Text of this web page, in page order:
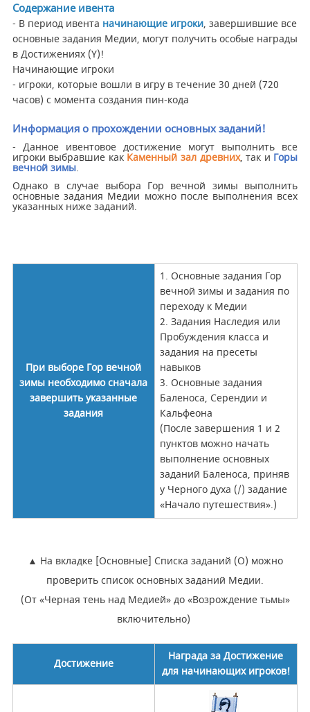
Содержание ивента
- В период ивента начинающие игроки, завершившие все
основные задания Медии, могут получить особые награды
в Достижениях (Y)!
Начинающие игроки
- игроки, которые вошли в игру в течение 30 дней (720
часов) с момента создания пин-кода
Информация о прохождении основных заданий!
- Данное ивентовое достижение могут выполнить все
игроки выбравшие как Каменный зал древних, так и Горы
вечной зимы.
Однако в случае выбора Гор вечной зимы выполнить
основные задания Медии можно после выполнения всех
указанных ниже заданий.
При выборе Гор вечной
зимы необходимо сначала
завершить указанные
задания
1. Основные задания Гор
вечной зимы и задания по
переходу к Медии
2. Задания Наследия или
Пробуждения класса и
задания на пресеты
навыков
3. Основные задания
Баленоса, Серендии и
Кальфеона
(После завершения 1 и 2
пунктов можно начать
выполнение основных
заданий Баленоса, приняв
у Черного духа (/) задание
«Начало путешествия».)
▲ На вкладке [Основные] Списка заданий (O) можно
проверить список основных заданий Медии.
(От «Черная тень над Медией» до «Возрождение тьмы»
включительно)
Достижение
Награда за Достижение
для начинающих игроков!